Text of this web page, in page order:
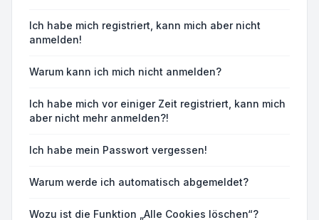
Ich habe mich registriert, kann mich aber nicht
anmelden!
Warum kann ich mich nicht anmelden?
Ich habe mich vor einiger Zeit registriert, kann mich
aber nicht mehr anmelden?!
Ich habe mein Passwort vergessen!
Warum werde ich automatisch abgemeldet?
Wozu ist die Funktion „Alle Cookies löschen“?